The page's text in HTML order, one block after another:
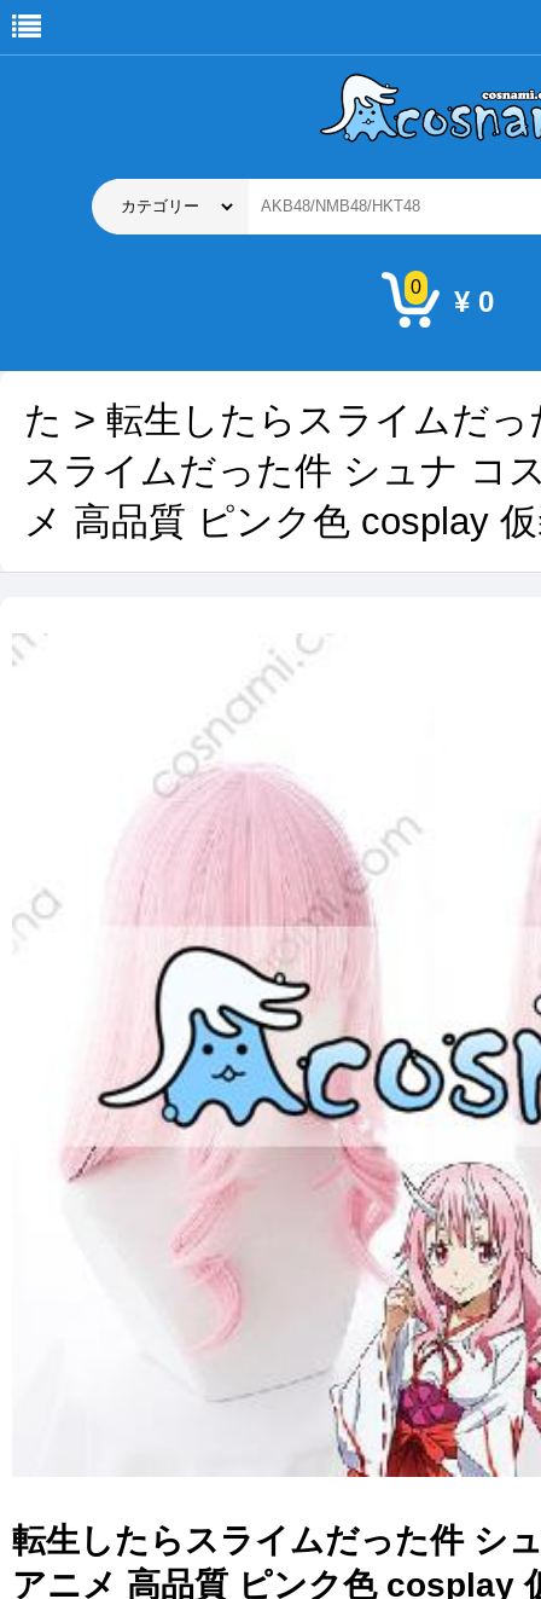
0 ¥ 0
た > 転生したらスライムだっ
スライムだった件 シュナ コ
メ 高品質 ピンク色 cosplay
転生したらスライムだった件 シ
アニメ 高品質 ピンク色 cosplay